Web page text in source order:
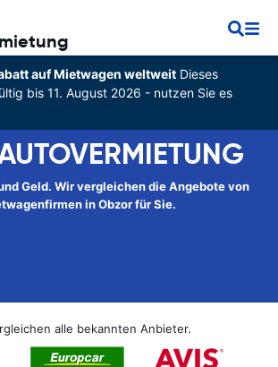
auf Mietwagen weltweitDieses
bis 11. August 2026 - nutzen Sie es
Geld. Wir vergleichen die Angebote von
in Obzor für Sie.
alle bekannten Anbieter.